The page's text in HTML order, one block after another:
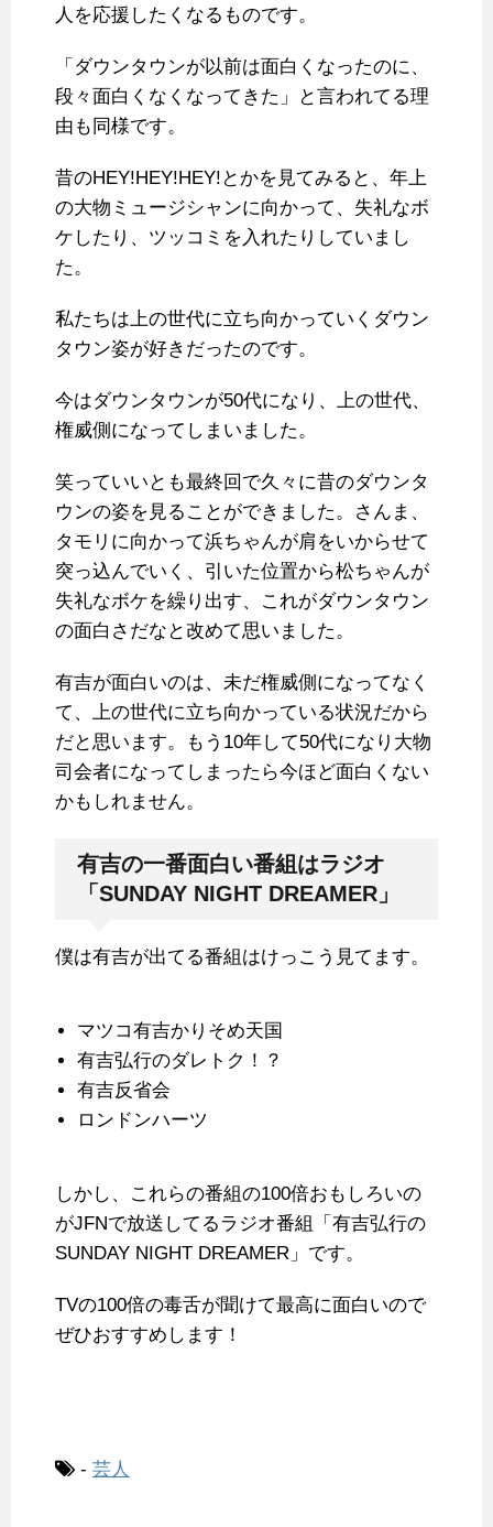
人を応援したくなるものです。
「ダウンタウンが以前は面白くなったのに、
段々面白くなくなってきた」と言われてる理
由も同様です。
昔のHEY!HEY!HEY!とかを見てみると、年上
の大物ミュージシャンに向かって、失礼なボ
ケしたり、ツッコミを入れたりしていまし
た。
私たちは上の世代に立ち向かっていくダウン
タウン姿が好きだったのです。
今はダウンタウンが50代になり、上の世代、
権威側になってしまいました。
笑っていいとも最終回で久々に昔のダウンタ
ウンの姿を見ることができました。さんま、
タモリに向かって浜ちゃんが肩をいからせて
突っ込んでいく、引いた位置から松ちゃんが
失礼なボケを繰り出す、これがダウンタウン
の面白さだなと改めて思いました。
有吉が面白いのは、未だ権威側になってなく
て、上の世代に立ち向かっている状況だから
だと思います。もう10年して50代になり大物
司会者になってしまったら今ほど面白くない
かもしれません。
有吉の一番面白い番組はラジオ
「SUNDAY NIGHT DREAMER」
僕は有吉が出てる番組はけっこう見てます。
マツコ有吉かりそめ天国
有吉弘行のダレトク！？
有吉反省会
ロンドンハーツ
しかし、これらの番組の100倍おもしろいの
がJFNで放送してるラジオ番組「有吉弘行の
SUNDAY NIGHT DREAMER」です。
TVの100倍の毒舌が聞けて最高に面白いので
ぜひおすすめします！
- 芸人